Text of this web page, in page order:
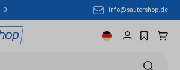
0 info@sautershop.de